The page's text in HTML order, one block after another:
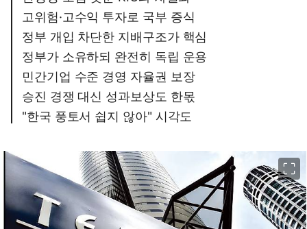
고위험·고수익 투자로 국부 증식
정부 개입 차단한 지배구조가 핵심
정부가 소유하되 완전히 독립 운용
민간기업 수준 경영 자율권 보장
승진 경쟁 대신 성과보상도 한몫
"한국 풍토서 쉽지 않아" 시각도